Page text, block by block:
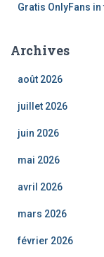
Gratis OnlyFans
Archives
août 2026
juillet 2026
juin 2026
mai 2026
avril 2026
mars 2026
février 2026